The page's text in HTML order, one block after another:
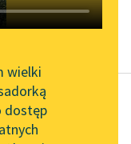
brak utworu
Lektur
wielki
dostęp
Leśmiana
Leśmian